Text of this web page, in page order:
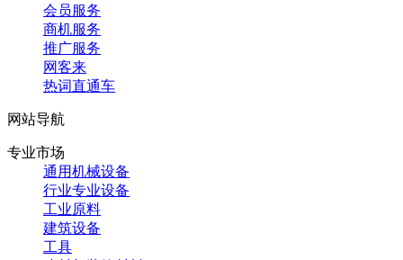
会员服务
商机服务
推广服务
网客来
热词直通车
网站导航
专业市场
通用机械设备
行业专业设备
工业原料
建筑设备
工具